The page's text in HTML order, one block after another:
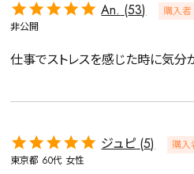
An. 53
購入者
非公開
仕事でストレスを感じた時に気分
ジュピ 5
購入
東京都 60代 女性